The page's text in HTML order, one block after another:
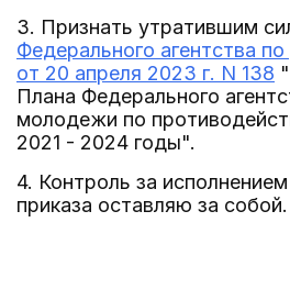
3. Признать утратившим
Федерального агентства
от 20 апреля 2023 г. N 138
Плана Федерального
молодежи по
2021 - 2024 годы".
4. Контроль за
приказа оставляю за собой.